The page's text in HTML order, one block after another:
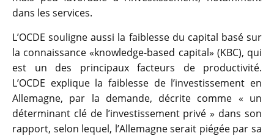
dans les services.
L’OCDE souligne aussi la faiblesse du capital basé sur
la connaissance «knowledge-based capital» (KBC), qui
est un des principaux facteurs de productivité.
L’OCDE explique la faiblesse de l’investissement en
Allemagne, par la demande, décrite comme « un
déterminant clé de l’investissement privé » dans son
rapport, selon lequel, l’Allemagne serait piégée par sa